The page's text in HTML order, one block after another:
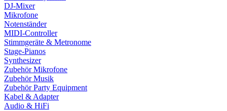
DJ-Mixer
Mikrofone
Notenständer
MIDI-Controller
Stimmgeräte & Metronome
Stage-Pianos
Synthesizer
Zubehör Mikrofone
Zubehör Musik
Zubehör Party Equipment
Kabel & Adapter
Audio & HiFi